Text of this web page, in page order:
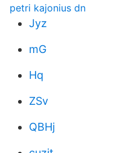
petri kajonius dn
Jyz
mG
Hq
ZSv
QBHj